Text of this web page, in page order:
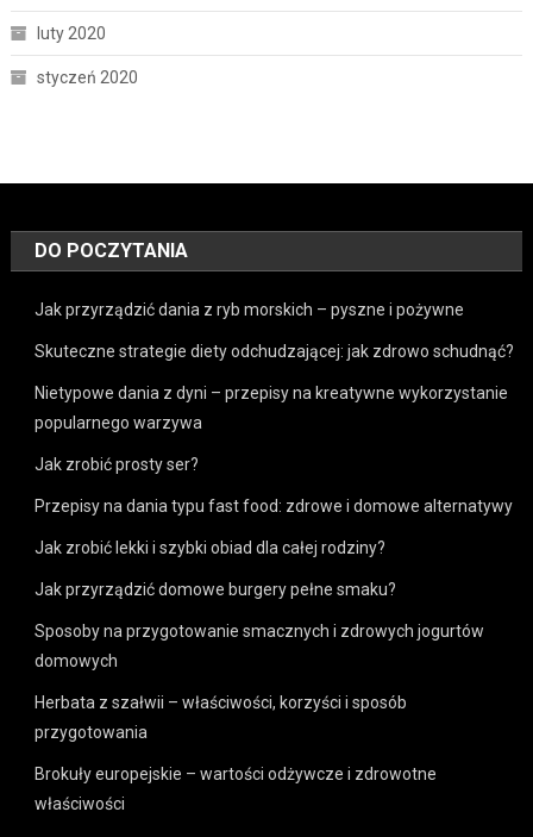
luty 2020
styczeń 2020
DO POCZYTANIA
Jak przyrządzić dania z ryb morskich – pyszne i pożywne
Skuteczne strategie diety odchudzającej: jak zdrowo schudnąć?
Nietypowe dania z dyni – przepisy na kreatywne wykorzystanie
popularnego warzywa
Jak zrobić prosty ser?
Przepisy na dania typu fast food: zdrowe i domowe alternatywy
Jak zrobić lekki i szybki obiad dla całej rodziny?
Jak przyrządzić domowe burgery pełne smaku?
Sposoby na przygotowanie smacznych i zdrowych jogurtów
domowych
Herbata z szałwii – właściwości, korzyści i sposób
przygotowania
Brokuły europejskie – wartości odżywcze i zdrowotne
właściwości